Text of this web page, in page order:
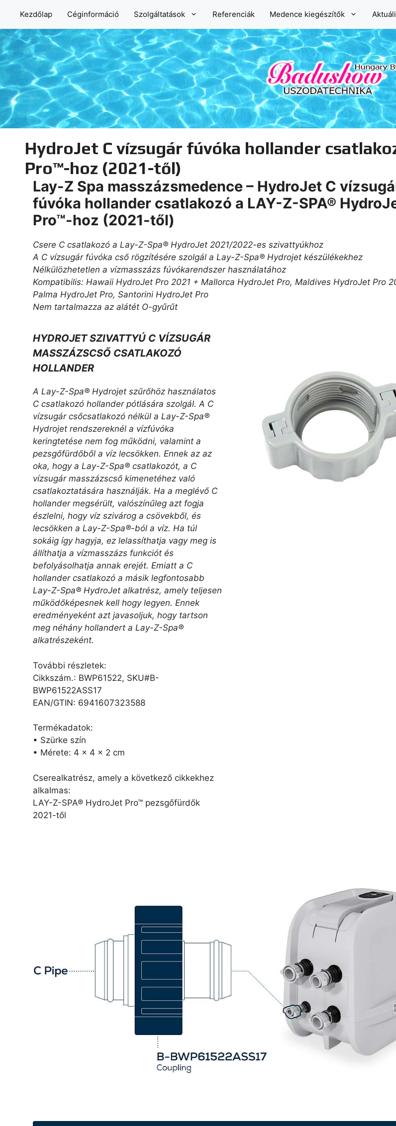
tartalomba
Kezdőlap Céginformáció Szolgáltatások Referenciák Medence kiegészítők
HydroJet C vízsugár fúvóka hollander
Pro™-hoz (2021-től)
Lay-Z Spa masszázsmedence – HydroJet C
fúvóka hollander csatlakozó a LAY-Z-SPA®
Pro™-hoz (2021-től)
Csere C csatlakozó a Lay-Z-Spa® HydroJet 2021/2022-es szivattyúkhoz
A C vízsugár fúvóka cső rögzítésére szolgál a Lay-Z-Spa® Hydrojet készülékekhez
Nélkülözhetetlen a vízmasszázs fúvókarendszer használatához
Kompatibilis: Hawaii HydroJet Pro 2021 + Mallorca HydroJet Pro, Maldives HydroJet Pro
Palma HydroJet Pro, Santorini HydroJet Pro
Nem tartalmazza az alátét O-gyűrűt
HYDROJET SZIVATTYÚ C VÍZSUGÁR
MASSZÁZSCSŐ CSATLAKOZÓ
HOLLANDER
A Lay-Z-Spa® Hydrojet szűrőhöz használatos
C csatlakozó hollander pótlására szolgál. A C
vízsugár csőcsatlakozó nélkül a Lay-Z-Spa®
Hydrojet rendszereknél a vízfúvóka
keringtetése nem fog működni, valamint a
pezsgőfürdőből a víz lecsökken. Ennek az az
oka, hogy a Lay-Z-Spa® csatlakozót, a C
vízsugár masszázscső kimenetéhez való
csatlakoztatására használják. Ha a meglévő C
hollander megsérült, valószínűleg azt fogja
észlelni, hogy víz szivárog a csövekből, és
lecsökken a Lay-Z-Spa®-ból a víz. Ha túl
sokáig így hagyja, ez lelassíthatja vagy meg is
állíthatja a vízmasszázs funkciót és
befolyásolhatja annak erejét. Emiatt a C
hollander csatlakozó a másik legfontosabb
Lay-Z-Spa® HydroJet alkatrész, amely teljesen
működőképesnek kell hogy legyen. Ennek
eredményeként azt javasoljuk, hogy tartson
meg néhány hollandert a Lay-Z-Spa®
alkatrészeként.
További részletek:
Cikkszám.: BWP61522, SKU#B-
BWP61522ASS17
EAN/GTIN: 6941607323588
Termékadatok:
• Szürke szín
• Mérete: 4 x 4 x 2 cm
Cserealkatrész, amely a következő cikkekhez
alkalmas:
LAY-Z-SPA® HydroJet Pro™ pezsgőfürdők
2021-től